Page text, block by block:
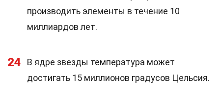
производить элементы в течение 10
миллиардов лет.
24
В ядре звезды температура может
достигать 15 миллионов градусов Цельсия.